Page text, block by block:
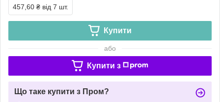
457,60 ₴ від 7 шт.
Купити
або
Купити з
Що таке купити з Пром?